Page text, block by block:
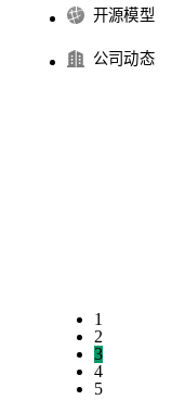
开源模型
公司动态
1
2
3
4
5